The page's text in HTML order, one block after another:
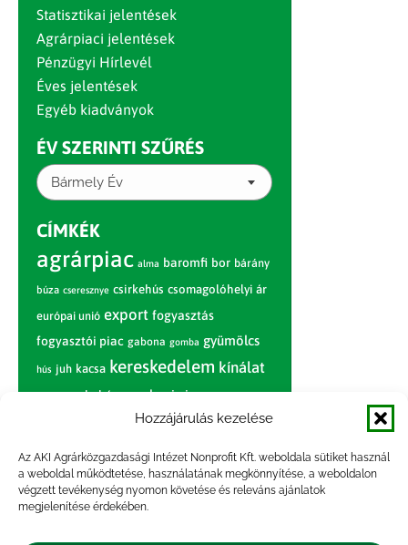
Hozzájárulás kezelése
Az AKI Agrárközgazdasági Intézet Nonprofit Kft. weboldala sütiket használ
a weboldal működtetése, használatának megkönnyítése, a weboldalon
végzett tevékenység nyomon követése és releváns ajánlatok
megjelenítése érdekében.
Statisztikai jelentések
Agrárpiaci jelentések
Pénzügyi Hírlevél
Éves jelentések
Egyéb kiadványok
ÉV SZERINTI SZŰRÉS
Bármely Év
CÍMKÉK
agrárpiac alma baromfi bor bárány
búza cseresznye csirkehús csomagolóhelyi ár
európai unió export fogyasztás
fogyasztói piac gabona gomba gyümölcs
hús juh kacsa kereskedelem kínálat
körte marhahús nagybani piac narancs
nemzetközi árinformációk
paradicsom piac piaci jelentés
pulyka pulykahús sertés sertéshús
szarvasmarha termelés
termelői